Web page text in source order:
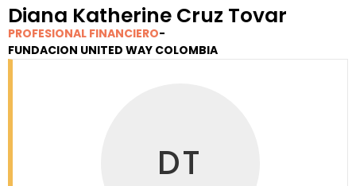
Diana Katherine Cruz Tovar
PROFESIONAL FINANCIERO-
FUNDACION UNITED WAY COLOMBIA
DT